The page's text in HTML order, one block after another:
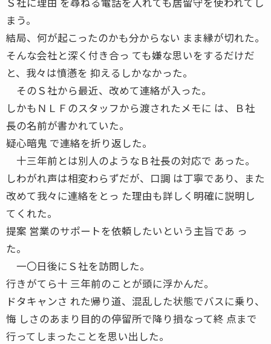
まう。
結局、何が起こったのかも分からない まま縁が切れた。
そんな会社と深く付き合っ ても嫌な思いをするだけだ
と、我々は憤懣を 抑えるしかなかった。
そのＳ社から最近、改めて連絡が入った。
しかもＮＬＦのスタッフから渡されたメモに は、Ｂ社
長の名前が書かれていた。
疑心暗鬼 で連絡を折り返した。
十三年前とは別人のようなＢ社長の対応で あった。
しわがれ声は相変わらずだが、口調 は丁寧であり、また
改めて我々に連絡をとっ た理由も詳しく明確に説明し
てくれた。
提案 営業のサポートを依頼したいという主旨であ っ
た。
一〇日後にＳ社を訪問した。
行きがてら十 三年前のことが頭に浮かんだ。
ドタキャンさ れた帰り道、混乱した状態でバスに乗り、
悔 しさのあまり目的の停留所で降り損なって終 点まで
行ってしまったことを思い出した。